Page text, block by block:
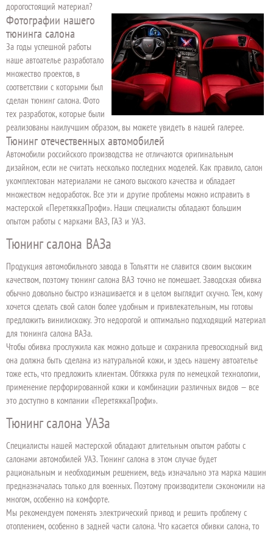
дорогостоящий материал?
Фотографии нашего
тюнинга салона
За годы успешной работы
наше автоателье разработало
множество проектов, в
соответствии с которыми был
сделан тюнинг салона. Фото
тех разработок, которые были
реализованы наилучшим образом, вы можете увидеть в нашей галерее.
Тюнинг отечественных автомобилей
Автомобили российского производства не отличаются оригинальным
дизайном, если не считать несколько последних моделей. Как правило, салон
укомплектован материалами не самого высокого качества и обладает
множеством недоработок. Все эти и другие проблемы можно исправить в
мастерской «ПеретяжкаПрофи». Наши специалисты обладают большим
опытом работы с марками ВАЗ, ГАЗ и УАЗ.
Тюнинг салона ВАЗа
Продукция автомобильного завода в Тольятти не славится своим высоким
качеством, поэтому тюнинг салона ВАЗ точно не помешает. Заводская обивка
обычно довольно быстро изнашивается и в целом выглядит скучно. Тем, кому
хочется сделать свой салон более удобным и привлекательным, мы готовы
предложить винилискожу. Это недорогой и оптимально подходящий материал
для тюнинга салона ВАЗа.
Чтобы обивка прослужила как можно дольше и сохранила превосходный вид
она должна быть сделана из натуральной кожи, и здесь нашему автоателье
тоже есть, что предложить клиентам. Обтяжка руля по немецкой технологии,
применение перфорированной кожи и комбинации различных видов — все
это доступно в компании «ПеретяжкаПрофи».
Тюнинг салона УАЗа
Специалисты нашей мастерской обладают длительным опытом работы с
салонами автомобилей УАЗ. Тюнинг салона в этом случае будет
рациональным и необходимым решением, ведь изначально эта марка машин
предназначалась только для военных. Поэтому производители сэкономили на
многом, особенно на комфорте.
Мы рекомендуем поменять электрический привод и решить проблему с
отоплением, особенно в задней части салона. Что касается обивки салона, то